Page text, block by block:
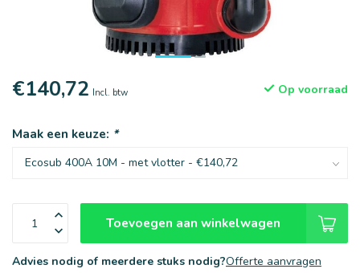
€140,72 Incl. btw Op voorraad
Maak een keuze: *
Toevoegen aan winkelwagen
Advies nodig of meerdere stuks nodig?Offerte aanvragen